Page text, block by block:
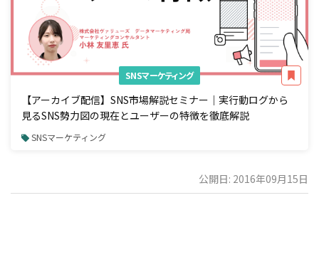
SNSマーケティング
【アーカイブ配信】SNS市場解説セミナー｜実行動ログから
見るSNS勢力図の現在とユーザーの特徴を徹底解説
SNSマーケティング
公開日: 2016年09月15日